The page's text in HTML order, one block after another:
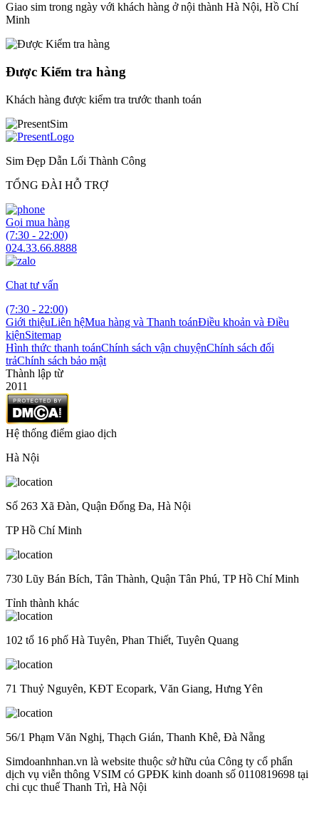
Giao sim trong ngày với khách hàng ở nội thành Hà Nội, Hồ Chí
Minh
Được Kiểm tra hàng
Khách hàng được kiểm tra trước thanh toán
Sim Đẹp Dẫn Lối Thành Công
TỔNG ĐÀI HỖ TRỢ
Gọi mua hàng
(7:30 - 22:00)
024.33.66.8888
Chat tư vấn
(7:30 - 22:00)
Giới thiệuLiên hệMua hàng và Thanh toánĐiều khoản và Điều
kiệnSitemap
Hình thức thanh toánChính sách vận chuyệnChính sách đổi
trảChính sách bảo mật
Thành lập từ
2011
Hệ thống điểm giao dịch
Hà Nội
Số 263 Xã Đàn, Quận Đống Đa, Hà Nội
TP Hồ Chí Minh
730 Lũy Bán Bích, Tân Thành, Quận Tân Phú, TP Hồ Chí Minh
Tỉnh thành khác
102 tổ 16 phố Hà Tuyên, Phan Thiết, Tuyên Quang
71 Thuỷ Nguyên, KĐT Ecopark, Văn Giang, Hưng Yên
56/1 Phạm Văn Nghị, Thạch Gián, Thanh Khê, Đà Nẵng
Simdoanhnhan.vn là website thuộc sở hữu của Công ty cổ phẩn
dịch vụ viễn thông VSIM có GPĐK kinh doanh số 0110819698 tại
chi cục thuế Thanh Trì, Hà Nội